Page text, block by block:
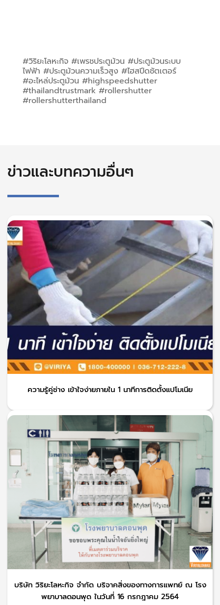
#วิริยะโลหะกิจ #เพรชประตูม้วน #ประตูม้วนระบบ
ไฟฟ้า #ประตูม้วนความเร็วสูง #ไฮสปีดชัตเตอร์
#อะไหล่ประตูม้วน #highspeedshutter
#thailandtrustmark #rollershutter
#rollershutterthailand
ข่าวและบทความอื่นๆ
ความรู้คู่ช่าง เข้าใจง่ายภายใน 1 นาทีการติดตั้งแปโมเนีย
บริษัท วิริยะโลหะกิจ จำกัด บริจาคสิ่งของทางการแพทย์ ณ โรง
พยาบาลดอนพุด ในวันที่ 16 กรกฎาคม 2564